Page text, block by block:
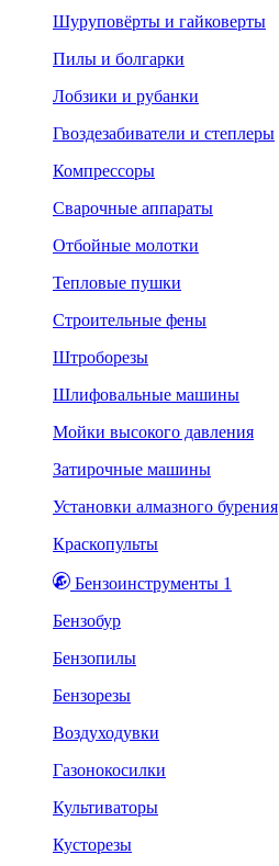
Шуруповёрты и гайковерты
Пилы и болгарки
Лобзики и рубанки
Гвоздезабиватели и степлеры
Компрессоры
Сварочные аппараты
Отбойные молотки
Тепловые пушки
Строительные фены
Штроборезы
Шлифовальные машины
Мойки высокого давления
Затирочные машины
Установки алмазного бурения
Краскопульты
Бензоинструменты 1
Бензобур
Бензопилы
Бензорезы
Воздуходувки
Газонокосилки
Культиваторы
Кусторезы